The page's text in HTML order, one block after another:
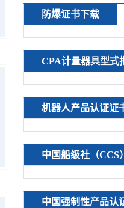
防爆证书下载
CPA计量器具型式
机器人产品认证证
中国船级社（CCS
中国强制性产品认